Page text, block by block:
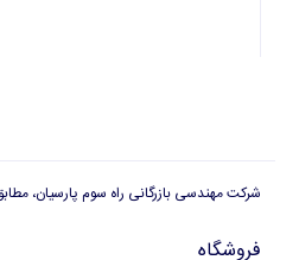
شرکت مهندسی بازرگانی راه سوم پارسیان، مطابق آیین نامه اجرایی تبصره ماده 87 قانون نظام صنفی دارای پروانه کسب بازاریابی شبکه ای است و هیچگونه
فروشگاه